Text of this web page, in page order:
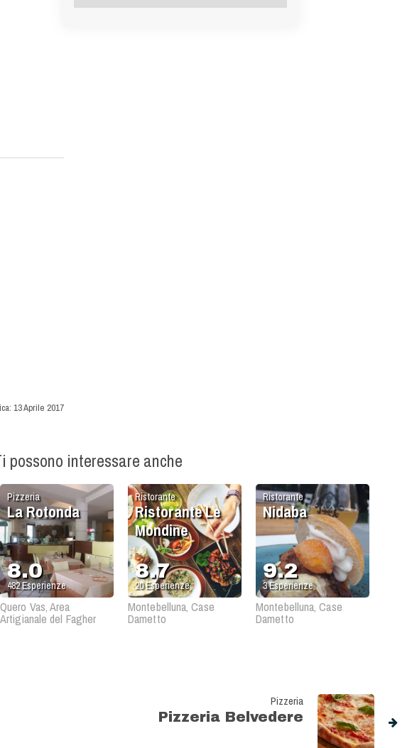
13 Aprile 2017
possono interessare anche
Ristorante
Nidaba
9.2
3Esperienze
Montebelluna, Case
Dametto
Ristorante
Ristorante Le
Mondine
8.7
20Esperienze
Montebelluna, Case
Dametto
Pizzeria
La Rotonda
8.0
482Esperienze
Quero Vas, Area
Artigianale del Fagher
Pizzeria
Pizzeria Belvedere